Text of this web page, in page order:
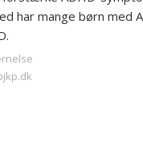
har mange børn med